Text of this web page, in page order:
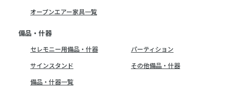
オープンエアー家具一覧
備品・什器
セレモニー用備品・什器
パーティション
サインスタンド
その他備品・什器
備品・什器一覧